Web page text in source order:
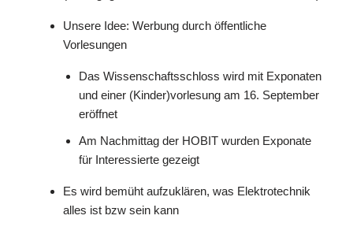
Unsere Idee: Werbung durch öffentliche
Vorlesungen
Das Wissenschaftsschloss wird mit Exponaten
und einer (Kinder)vorlesung am 16. September
eröffnet
Am Nachmittag der HOBIT wurden Exponate
für Interessierte gezeigt
Es wird bemüht aufzuklären, was Elektrotechnik
alles ist bzw sein kann